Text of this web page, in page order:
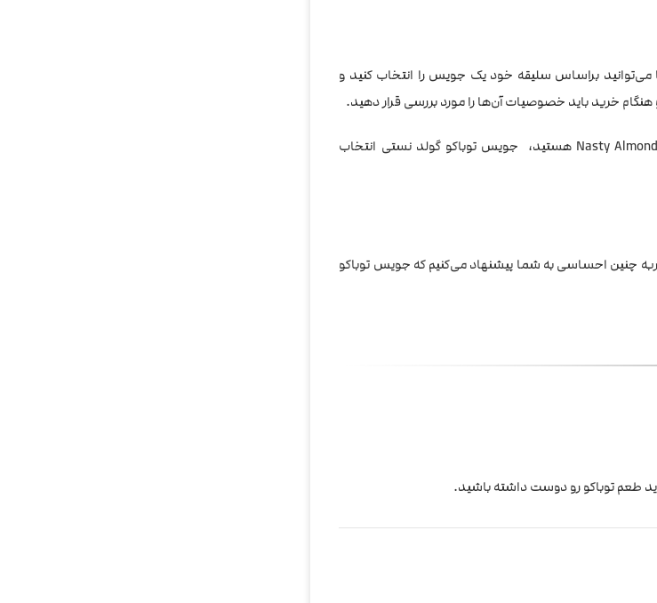
براساس سلیقه خود یک جویس را انتخاب کنید و
و هنگام خرید باید خصوصیات آن‌ها را مورد بررسی قرار دهید.
توباکو گولد نستی Nasty Almond Tobacco هستید، جویس توباکو گولد نستی انتخاب
چنین احساسی به شما پیشنهاد می‌کنیم که جویس توباکو
طعم توباکو رو دوست داشته باشید.